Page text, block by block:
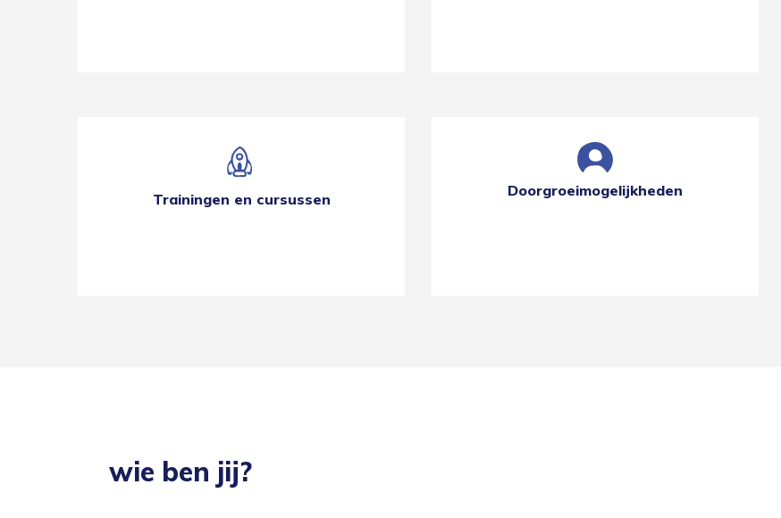
Trainingen en cursussen Doorgroeimogelijkheden
wie ben jij?